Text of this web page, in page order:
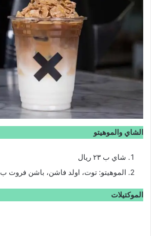
الشاي والموهيتو
شاي ب ٢٣ ريال
الموهيتو: توت، اولد فاشن، باشن فروت ب ٢٤ ريال
الموكتيلات